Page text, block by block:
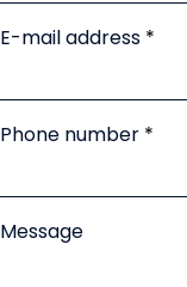
E-mail address
Phone number
Message